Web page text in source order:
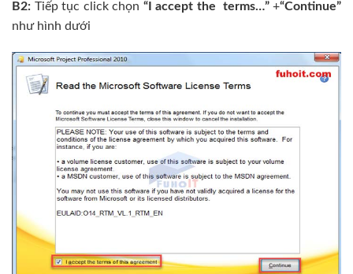
B2: Tiếp tục click chọn “I accept the terms…”+“Continue”
như hình dưới